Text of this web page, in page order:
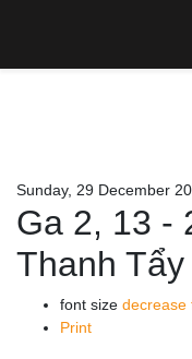
Sunday, 29 December
Ga 2, 13 -
Thanh
font size decrease
Print